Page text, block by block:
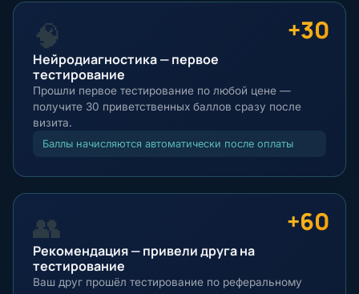
+30
🧠
Нейродиагностика — первое
тестирование
Прошли первое тестирование по любой цене —
получите 30 приветственных баллов сразу после
визита.
Баллы начисляются автоматически после оплаты
+60
👥
Рекомендация — привели друга на
тестирование
Ваш друг прошёл тестирование по реферальному